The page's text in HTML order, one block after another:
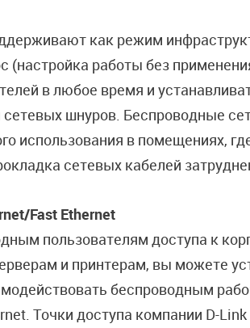
как режим
(настройка работы без
в любое время и
сетевых шнуров. Беспроводные
использования в помещениях,
сетевых кабелей
Fast Ethernet
пользователям доступа к
и принтерам, вы можете
беспроводным
Точки доступа компании D-